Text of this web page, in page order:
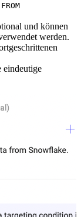
und können
werden.
eindeutige